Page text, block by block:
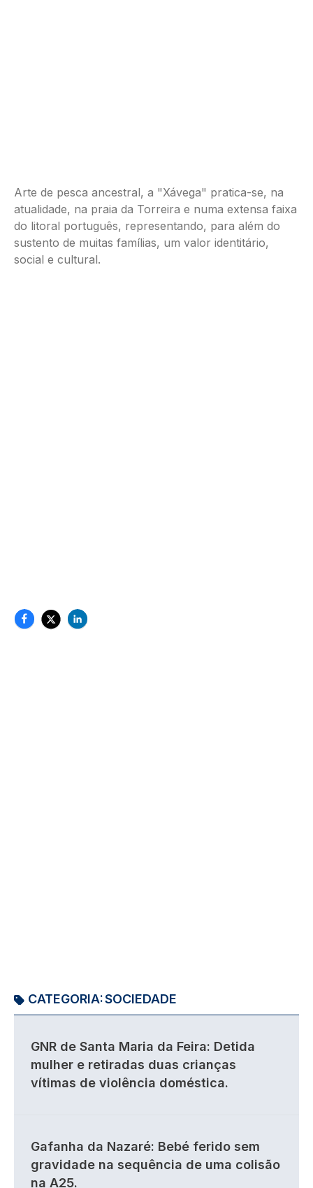
Arte de pesca ancestral, a "Xávega" pratica-se, na
atualidade, na praia da Torreira e numa extensa faixa
do litoral português, representando, para além do
sustento de muitas famílias, um valor identitário,
social e cultural.
CATEGORIA:SOCIEDADE
GNR de Santa Maria da Feira: Detida
mulher e retiradas duas crianças
vítimas de violência doméstica.
Gafanha da Nazaré: Bebé ferido sem
gravidade na sequência de uma colisão
na A25.